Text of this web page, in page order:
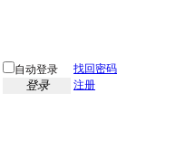
自动登录
找回密码
登录
注册